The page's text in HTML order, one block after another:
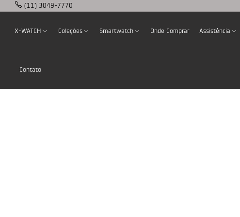
(11) 3049-7770
X-WATCH Coleções Smartwatch Onde Comprar Assistência
Contato